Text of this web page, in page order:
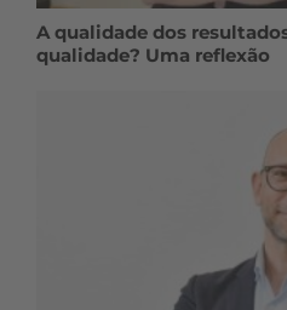
A qualidade dos
qualidade? Uma reflexão